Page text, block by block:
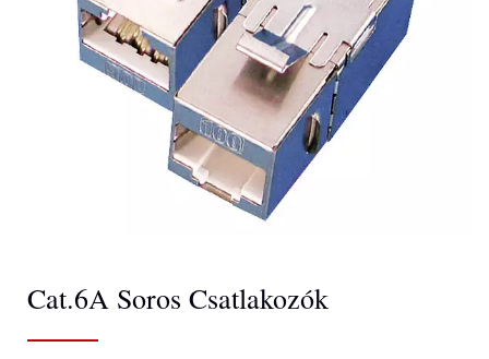
Cat.6A Soros Csatlakozók